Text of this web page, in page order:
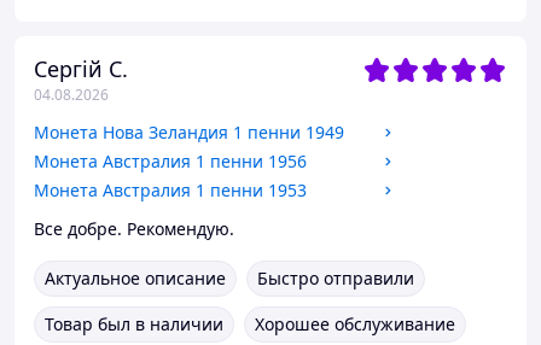
Сергій С.
04.08.2026
Монета Нова Зеландия 1 пенни 1949
Монета Австралия 1 пенни 1956
Монета Австралия 1 пенни 1953
Все добре. Рекомендую.
Актуальное описание
Быстро отправили
Товар был в наличии
Хорошее обслуживание